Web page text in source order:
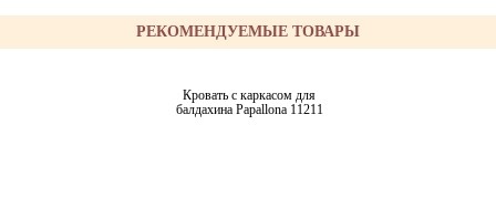
РЕКОМЕНДУЕМЫЕ ТОВАРЫ
Кровать с каркасом для
балдахина Papallona 11211